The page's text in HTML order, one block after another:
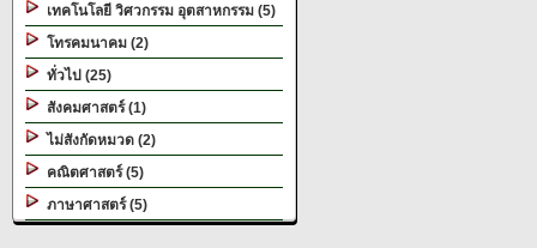
เทคโนโลยี วิศวกรรม อุตสาหกรรม (5)
โทรคมนาคม (2)
ทั่วไป (25)
สังคมศาสตร์ (1)
ไม่สังกัดหมวด (2)
คณิตศาสตร์ (5)
ภาษาศาสตร์ (5)